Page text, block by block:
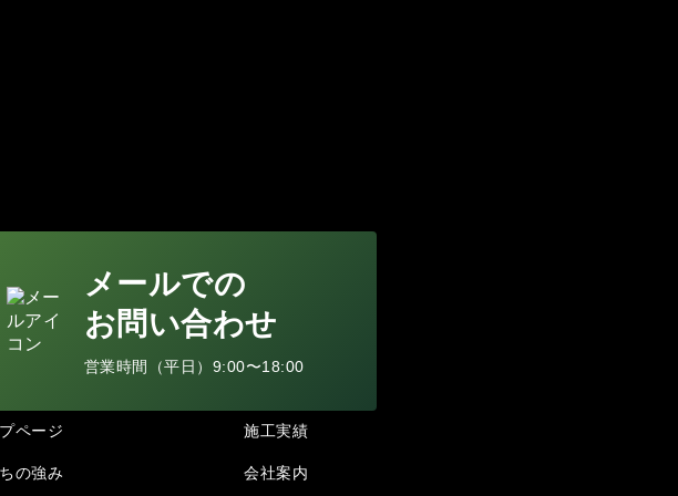
メールでの
お問い合わせ
営業時間（平日）9:00〜18:00
ページ
の強み
施工実績
会社案内